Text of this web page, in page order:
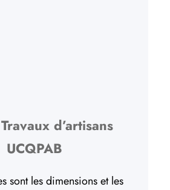
d’artisans
UCQPAB
sont les dimensions et les